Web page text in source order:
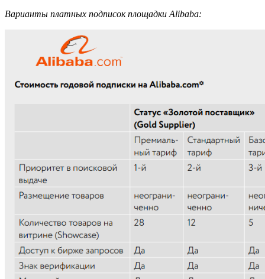
Варианты платных подписок площадки Alibaba: